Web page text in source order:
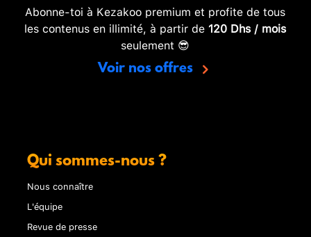
Abonne-toi à Kezakoo premium et profite de tous
les contenus en illimité, à partir de 120 Dhs / mois
seulement 😎
Voir nos offres
Qui sommes-nous ?
Nous connaître
L'équipe
Revue de presse